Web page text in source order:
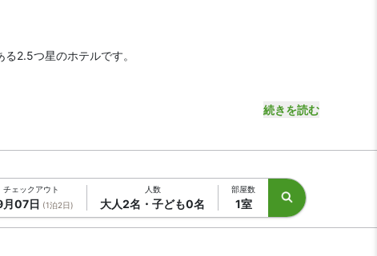
2.5つ星のホテルです。
10分です。空港から車をご利用の場合、約15分で到着しま
続きを読む
チェックアウト
07日 (1泊2日)
人数
大人2名・子ども0名
部屋数
1室